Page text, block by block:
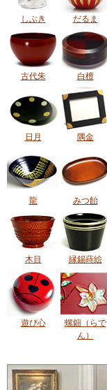
しぶき だるま
古代朱 白檀
日月 隅金
龍 みつ飴
木目 縁錫蒔絵
遊び心
螺鈿（らで
ん）